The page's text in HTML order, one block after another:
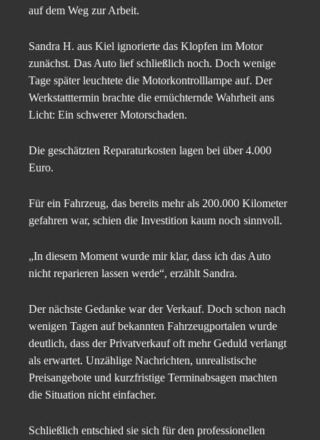
auf dem Weg zur Arbeit.
Sandra H. aus Kiel ignorierte das Klopfen im Motor
zunächst. Das Auto lief schließlich noch. Doch wenige
Tage später leuchtete die Motorkontrolllampe auf. Der
Werkstatttermin brachte die ernüchternde Wahrheit ans
Licht: Ein schwerer Motorschaden.
Die geschätzten Reparaturkosten lagen bei über 4.000
Euro.
Für ein Fahrzeug, das bereits mehr als 200.000 Kilometer
gefahren war, schien die Investition kaum noch sinnvoll.
„In diesem Moment wurde mir klar, dass ich das Auto
nicht reparieren lassen werde“, erzählt Sandra.
Der nächste Gedanke war der Verkauf. Doch schon nach
wenigen Tagen auf bekannten Fahrzeugportalen wurde
deutlich, dass der Privatverkauf oft mehr Geduld verlangt
als erwartet. Unzählige Nachrichten, unrealistische
Preisangebote und kurzfristige Terminabsagen machten
die Situation nicht einfacher.
Schließlich entschied sie sich für den professionellen